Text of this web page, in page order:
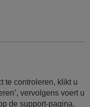
te controleren, klikt u
vervolgens voert u
de support-pagina.